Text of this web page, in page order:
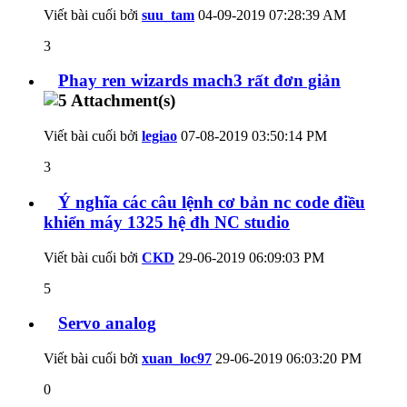
Viết bài cuối bởi suu_tam 04-09-2019 07:28:39 AM
3
Phay ren wizards mach3 rất đơn giản
Viết bài cuối bởi legiao 07-08-2019 03:50:14 PM
3
Ý nghĩa các câu lệnh cơ bản nc code điều
khiển máy 1325 hệ đh NC studio
Viết bài cuối bởi CKD 29-06-2019 06:09:03 PM
5
Servo analog
Viết bài cuối bởi xuan_loc97 29-06-2019 06:03:20 PM
0